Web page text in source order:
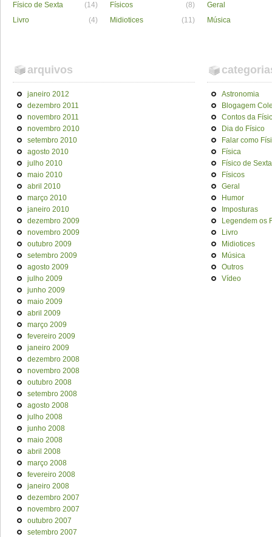
Físico de Sexta
(14) Físicos (8)
Geral
Livro
(4) Midiotices (11) Música
arquivos
janeiro 2012
dezembro 2011
novembro 2011
novembro 2010
setembro 2010
agosto 2010
julho 2010
maio 2010
abril 2010
março 2010
janeiro 2010
dezembro 2009
novembro 2009
outubro 2009
setembro 2009
agosto 2009
julho 2009
junho 2009
maio 2009
abril 2009
março 2009
fevereiro 2009
janeiro 2009
dezembro 2008
novembro 2008
outubro 2008
setembro 2008
agosto 2008
julho 2008
junho 2008
maio 2008
abril 2008
março 2008
fevereiro 2008
janeiro 2008
dezembro 2007
novembro 2007
outubro 2007
setembro 2007
Astronomia
Blogagem
Contos da
Dia do Físico
Falar como
Física
Físico de Sexta
Físicos
Geral
Humor
Imposturas
Legendem os
Livro
Midiotices
Música
Outros
Vídeo